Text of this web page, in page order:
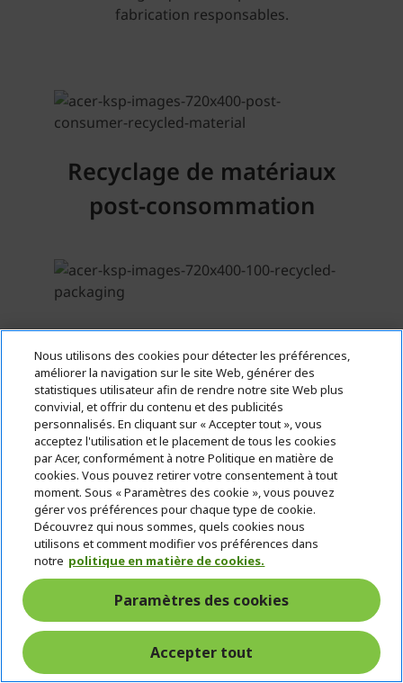
Nous utilisons des cookies pour détecter les préférences,
améliorer la navigation sur le site Web, générer des
statistiques utilisateur afin de rendre notre site Web plus
convivial, et offrir du contenu et des publicités
personnalisés. En cliquant sur « Accepter tout », vous
acceptez l'utilisation et le placement de tous les cookies
par Acer, conformément à notre Politique en matière de
cookies. Vous pouvez retirer votre consentement à tout
moment. Sous « Paramètres des cookie », vous pouvez
gérer vos préférences pour chaque type de cookie.
Découvrez qui nous sommes, quels cookies nous
utilisons et comment modifier vos préférences dans
notre politique en matière de cookies.
Paramètres des cookies
Accepter tout